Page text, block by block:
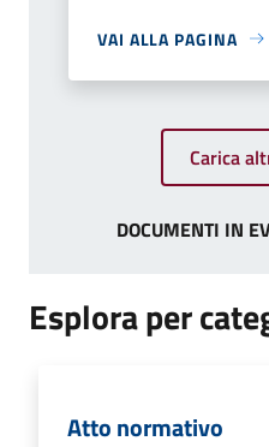
VAI ALLA PAGINA
Carica
DOCUMENTI IN
Esplora per
Atto normativo